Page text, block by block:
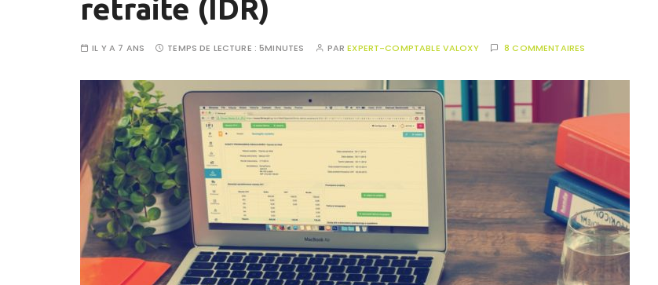
retraite (IDR)
IL Y A 7 ANS TEMPS DE LECTURE :5MINUTES PAREXPERT-COMPTABLE VALOXY 8 COMMENTAIRES